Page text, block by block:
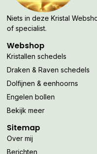
Niets in deze Kristal
of specialist.
Webshop
Kristallen schedels
Draken & Raven schedels
Dolfijnen & eenhoorns
Engelen bollen
Bekijk meer
Sitemap
Over mij
Berichten